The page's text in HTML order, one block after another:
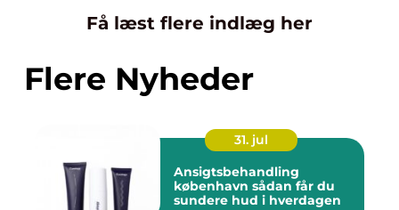
Få læst flere indlæg her
Flere Nyheder
31. jul
Ansigtsbehandling
københavn sådan får du
sundere hud i hverdagen